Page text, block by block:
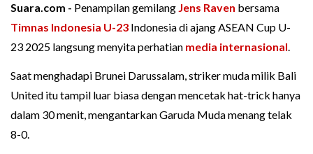
Suara.com - Penampilan gemilang Jens Raven bersama
Timnas Indonesia U-23 Indonesia di ajang ASEAN Cup U-
23 2025 langsung menyita perhatian media internasional.
Saat menghadapi Brunei Darussalam, striker muda milik Bali
United itu tampil luar biasa dengan mencetak hat-trick hanya
dalam 30 menit, mengantarkan Garuda Muda menang telak
8-0.